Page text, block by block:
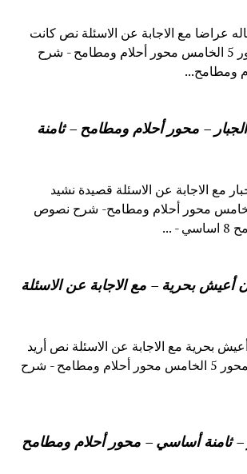
عراضا مع الاجابة عن الاسئلة نص كانت
أماله عراضا المحور 5 الخامس محور أحلام ومطامح - شرح
ومطامح...
– محور أحلام ومطامح – ثامنة
مع الاجابة عن الاسئلة قصيدة نشيد
المحور 5 الخامس محور أحلام ومطامح- شرح نصوص
...
بحرية – مع الاجابة عن الاسئلة
بحرية مع الاجابة عن الاسئلة نص أريد
أن أعيش بحرية المحور 5 الخامس محور أحلام ومطامح - شرح
ثامنة أساسي – محور أحلام ومطامح